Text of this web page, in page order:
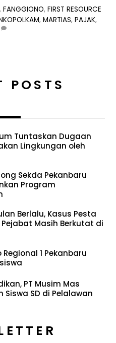
,FANGGIONO,FIRST RESOURCE
,MARTIAS,PAJAK,
POSTS
Tuntaskan Dugaan
Lingkungan oleh
Sekda Pekanbaru
Program
Berlalu, Kasus Pesta
Masih Berkutat di
1 Pekanbaru
PT Musim Mas
Siswa SD di Pelalawan